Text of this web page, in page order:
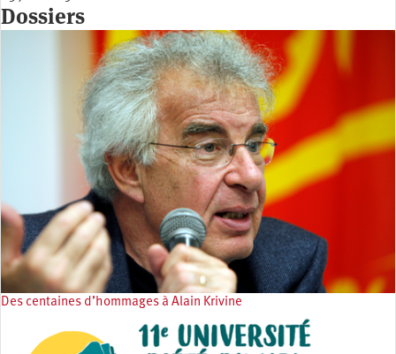
Dossiers
Des centaines d’hommages à Alain Krivine